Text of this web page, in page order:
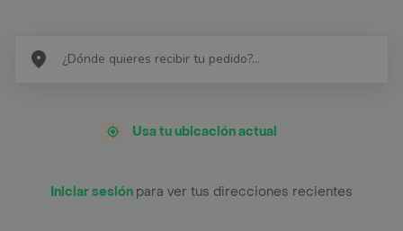
Usa tu ubicación actual
Iniciar sesión para ver tus direcciones recientes